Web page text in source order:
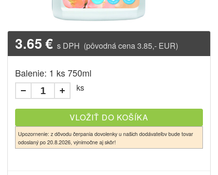
3.65€ s DPH (pôvodná cena 3.85,- EUR)
Balenie: 1 ks 750ml
ks
Upozornenie: z dôvodu čerpania dovolenky u našich dodávateľov bude tovar
odoslaný po 20.8.2026, výnimočne aj skôr!